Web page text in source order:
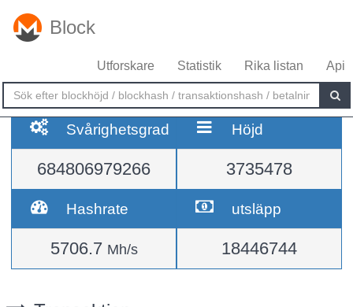
Block
Utforskare Statistik Rika listan Api
Svårighetsgrad
684806979266
Höjd
3735478
Hashrate
5706.7 Mh/s
utsläpp
18446744